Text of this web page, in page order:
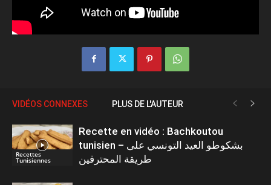
VIDÉOS CONNEXES PLUS DE L'AUTEUR
Recettes
Tunisiennes
Recette en vidéo : Bachkoutou
tunisien – بشكوطو العيد التونسي على
طريقة المحترفين